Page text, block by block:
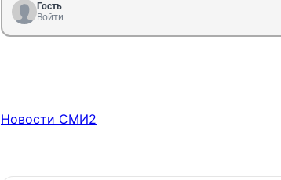
Гость
Войти
Новости СМИ2